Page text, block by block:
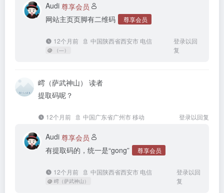
Audi 尊享会员
网站主页页脚有二维码
尊享会员
12个月前 中国陕西省西安市 电信
@ （—）
登录以回
复
嶀（萨武神山） 读者
提取码呢？
12个月前 中国广东省广州市 移动 登录以回复
Audi 尊享会员
有提取码的，统一是“gong”
尊享会员
12个月前 中国陕西省西安市 电信
@ 嶀（萨武神山）
登录以回
复